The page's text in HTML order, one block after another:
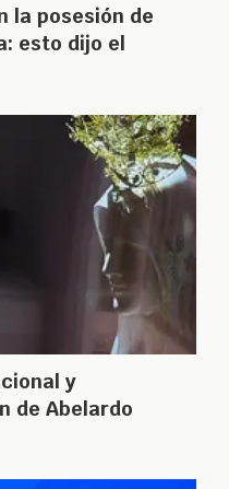
la posesión de
esto dijo el
y
de Abelardo